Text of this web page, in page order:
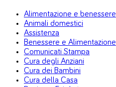
Alimentazione e benessere
Animali domestici
Assistenza
Benessere e Alimentazione
Comunicati Stampa
Cura degli Anziani
Cura dei Bambini
Cura della Casa